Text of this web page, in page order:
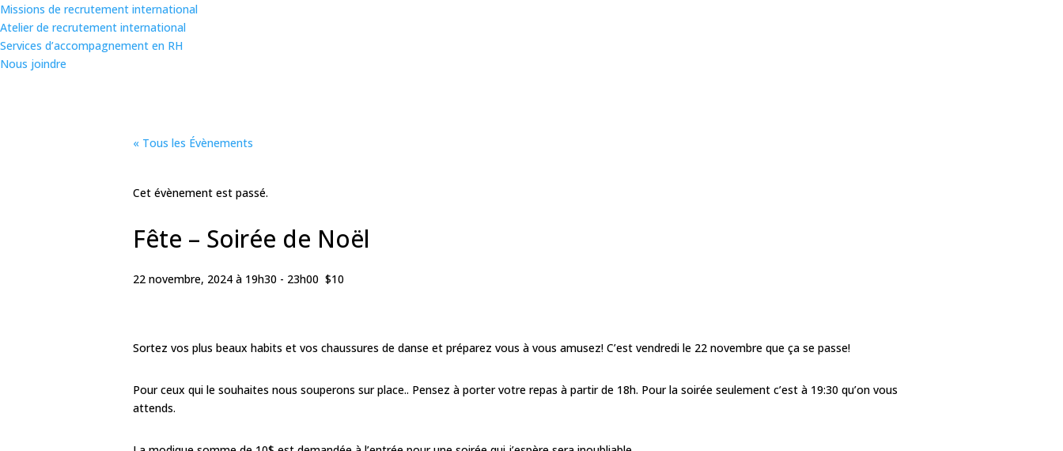
Missions de recrutement international
Atelier de recrutement international
Services d’accompagnement en RH
Nous joindre
« Tous les Évènements
Cet évènement est passé.
Fête – Soirée de Noël
22 novembre, 2024 à 19h30 - 23h00 $10
Sortez vos plus beaux habits et vos chaussures de danse et préparez vous à vous amusez! C’est vendredi le 22 novembre que ça se passe!
Pour ceux qui le souhaites nous souperons sur place.. Pensez à porter votre repas à partir de 18h. Pour la soirée seulement c’est à 19:30 qu’on vous
attends.